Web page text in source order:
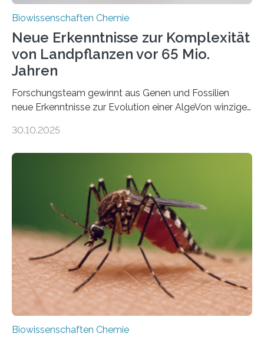
Biowissenschaften Chemie
Neue Erkenntnisse zur Komplexität
von Landpflanzen vor 65 Mio.
Jahren
Forschungsteam gewinnt aus Genen und Fossilien
neue Erkenntnisse zur Evolution einer AlgeVon winzigen
Landpflanzen zählen zu den komplexesten
Grünalgen, die vor Hunderten von Millionen Jahren
lebten. Unter den Vorfahren sticht eine Gruppe heraus,
die noch heute in der Natur vorkommt: die
Süßwasseralge Coleochaetophyceae. Einige Arten
dieser Gruppe bilden aus Zellfäden dichte Geflechte
mit scheibenförmiger Gestalt. Was auffällig ist: Die
nächsten…
30.10.2025
Biowissenschaften Chemie